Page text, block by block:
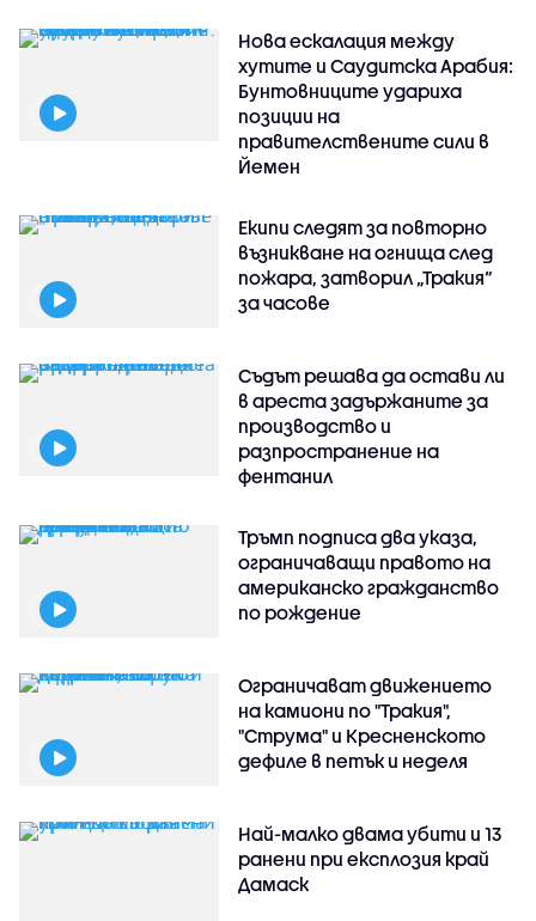
Нова ескалация между
хутите и Саудитска Арабия:
Бунтовниците удариха
позиции на
правителствените сили в
Йемен
Екипи следят за повторно
възникване на огнища след
пожара, затворил „Тракия“
за часове
Съдът решава да остави ли
в ареста задържаните за
производство и
разпространение на
фентанил
Тръмп подписа два указа,
ограничаващи правото на
американско гражданство
по рождение
Ограничават движението
на камиони по "Тракия",
"Струма" и Кресненското
дефиле в петък и неделя
Най-малко двама убити и 13
ранени при експлозия край
Дамаск